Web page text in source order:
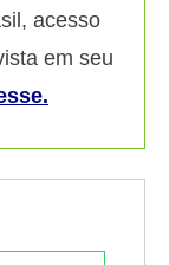
acesso
em seu